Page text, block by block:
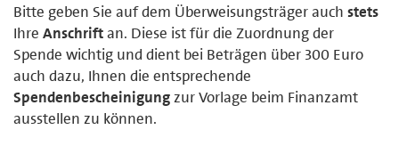
Bitte geben Sie auf dem Überweisungsträger auch stets
Ihre Anschriftan. Diese ist für die Zuordnung der
Spende wichtig und dient bei Beträgen über 300 Euro
auch dazu, Ihnen die entsprechende
Spendenbescheinigungzur Vorlage beim Finanzamt
ausstellen zu können.